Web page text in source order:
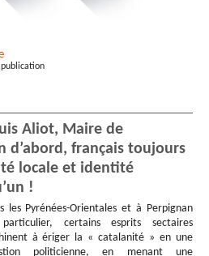
Aliot, Maire de
d’abord, français toujours
locale et identité
!
les Pyrénées-Orientales et à Perpignan
certains esprits sectaires
à ériger la « catalanité » en une
politicienne, en menant une